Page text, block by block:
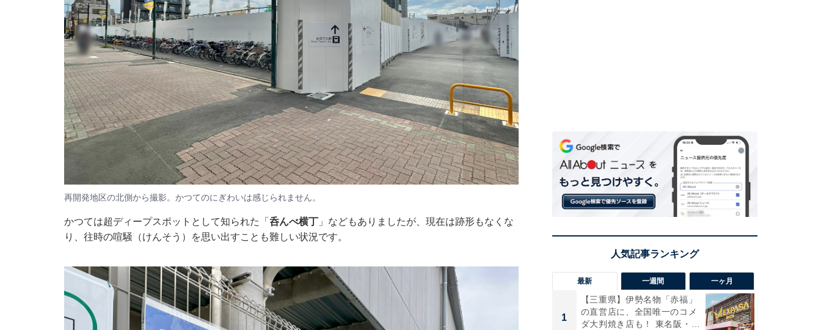
再開発地区の北側から撮影。かつてのにぎわいは感じられません。
かつては超ディープスポットとして知られた「 呑んべ横丁」などもありましたが、現在は跡形もなくな
り、往時の喧騒（けんそう）を思い出すことも難しい状況です。
最新 一週間 一ヶ月
1
【三重県】伊勢名物「赤福」
の直営店に、全国唯一のコメ
ダ大判焼き店も！ 東名阪・